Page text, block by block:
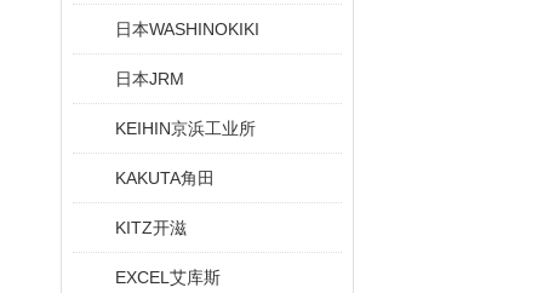
日本WASHINOKIKI
日本JRM
KEIHIN京浜工业所
KAKUTA角田
KITZ开滋
EXCEL艾库斯